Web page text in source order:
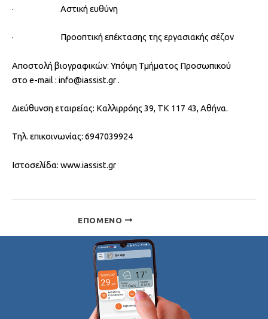
· Αστική ευθύνη
· Προοπτική επέκτασης της εργασιακής σέζον
Αποστολή βιογραφικών: Υπόψη Τμήματος Προσωπικού
στο e-mail : info@iassist.gr .
Διεύθυνση εταιρείας: Καλλιρρόης 39, ΤΚ 117 43, Αθήνα.
Τηλ. επικοινωνίας: 6947039924
Ιστοσελίδα: www.iassist.gr
ΕΠΌΜΕΝΟ